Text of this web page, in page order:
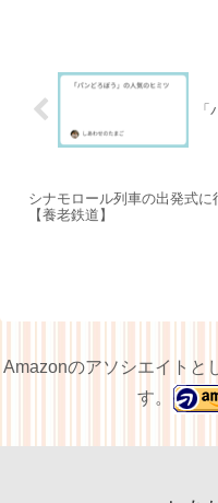
シナモロール列車の出発式に
【養老鉄道】
Amazonのアソシエイトと
す。